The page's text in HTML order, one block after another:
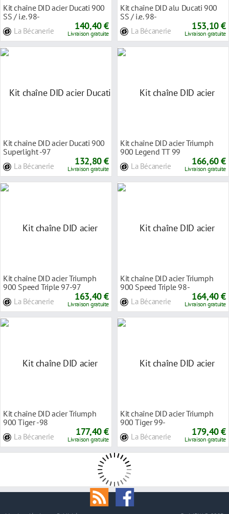
Kit chaîne DID acier Ducati 900
SS / i.e. 98-
La Bécanerie 140,40 €
Livraison gratuite
Kit chaîne DID alu Ducati 900
SS / i.e. 98-
La Bécanerie 153,10 €
Livraison gratuite
Kit chaîne DID acier Ducati 900
Superlight -97
La Bécanerie 132,80 €
Livraison gratuite
Kit chaîne DID acier Triumph
900 Legend TT 99
La Bécanerie 166,60 €
Livraison gratuite
Kit chaîne DID acier Triumph
900 Speed Triple 97-97
La Bécanerie 163,40 €
Livraison gratuite
Kit chaîne DID acier Triumph
900 Speed Triple 98-
La Bécanerie 164,40 €
Livraison gratuite
Kit chaîne DID acier Triumph
900 Tiger -98
La Bécanerie 177,40 €
Livraison gratuite
Kit chaîne DID acier Triumph
900 Tiger 99-
La Bécanerie 179,40 €
Livraison gratuite